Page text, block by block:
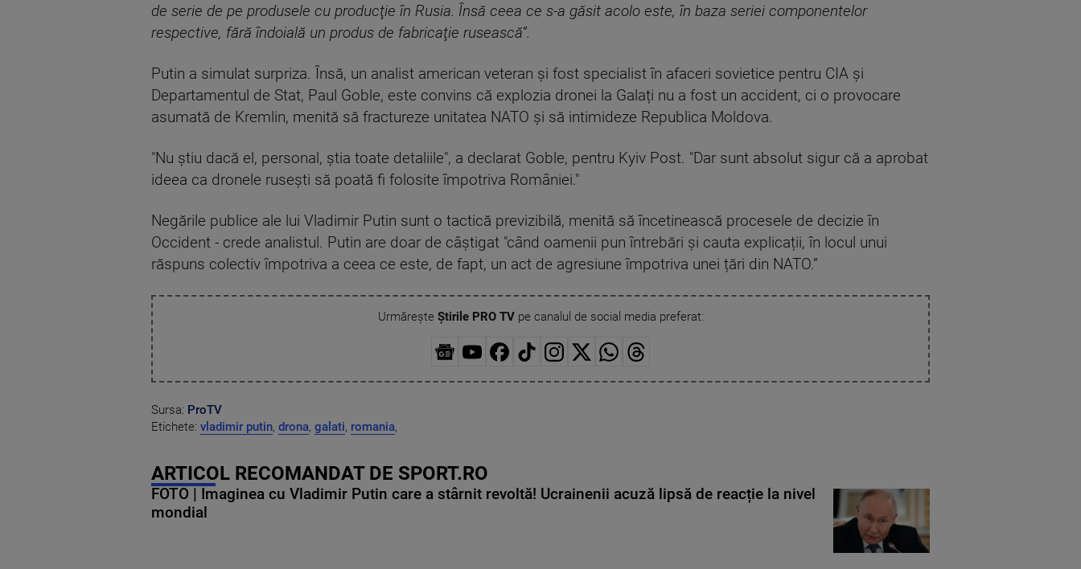
de serie de pe produsele cu producţie în Rusia. Însă ceea ce s-a găsit acolo este, în baza seriei componentelor
respective, fără îndoială un produs de fabricaţie rusească”.
Putin a simulat surpriza. Însă, un analist american veteran și fost specialist în afaceri sovietice pentru CIA și
Departamentul de Stat, Paul Goble, este convins că explozia dronei la Galați nu a fost un accident, ci o provocare
asumată de Kremlin, menită să fractureze unitatea NATO și să intimideze Republica Moldova.
"Nu știu dacă el, personal, știa toate detaliile", a declarat Goble, pentru Kyiv Post. "Dar sunt absolut sigur că a aprobat
ideea ca dronele rusești să poată fi folosite împotriva României."
Negările publice ale lui Vladimir Putin sunt o tactică previzibilă, menită să încetinească procesele de decizie în
Occident - crede analistul. Putin are doar de câștigat "când oamenii pun întrebări și cauta explicații, în locul unui
răspuns colectiv împotriva a ceea ce este, de fapt, un act de agresiune împotriva unei țări din NATO.”
Urmărește Știrile PRO TVpe canalul de social media preferat:
Sursa: ProTV
Etichete: vladimir putin, drona, galati, romania,
ARTICOL RECOMANDAT DE SPORT.RO
FOTO | Imaginea cu Vladimir Putin care a stârnit revoltă! Ucrainenii acuză lipsă de reacție la nivel
mondial